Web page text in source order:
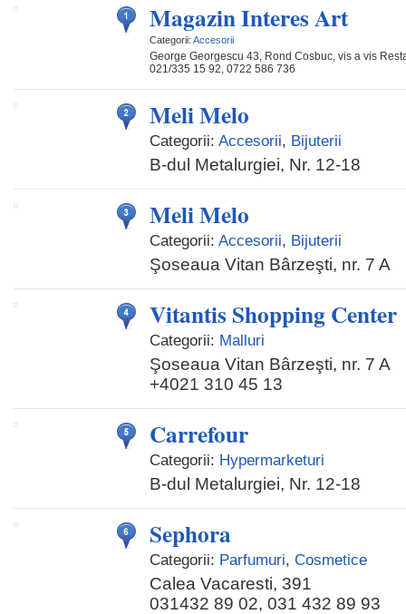
Magazin Interes Art
Categorii: Accesorii
George Georgescu 43, Rond Cosbuc, vis a vis
021/335 15 92, 0722 586 736
Meli Melo
Categorii: Accesorii, Bijuterii
B-dul Metalurgiei, Nr. 12-18
Meli Melo
Categorii: Accesorii, Bijuterii
Şoseaua Vitan Bârzeşti, nr. 7 A
Vitantis Shopping Center
Categorii: Malluri
Şoseaua Vitan Bârzeşti, nr. 7 A
+4021 310 45 13
Carrefour
Categorii: Hypermarketuri
B-dul Metalurgiei, Nr. 12-18
Sephora
Categorii: Parfumuri, Cosmetice
Calea Vacaresti, 391
031432 89 02, 031 432 89 93